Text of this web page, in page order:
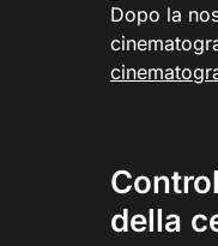
Dopo la
della